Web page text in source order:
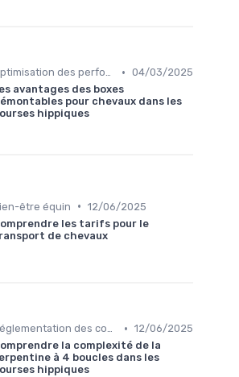
Optimisation des performances • 04/03/2025
avantages des boxes
pour chevaux dans les
hippiques
être équin • 12/06/2025
les tarifs pour le
de chevaux
Réglementation des courses • 12/06/2025
la complexité de la
à 4 boucles dans les
hippiques